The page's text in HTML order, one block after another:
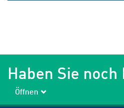
Haben Sie noch
Öffnen